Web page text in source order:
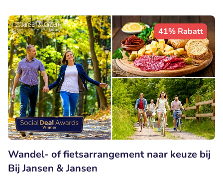
41% Rabatt
Wandel- of fietsarrangement naar keuze bij
Bij Jansen & Jansen